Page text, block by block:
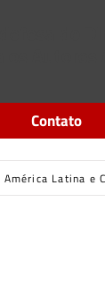
Contato
América Latina e